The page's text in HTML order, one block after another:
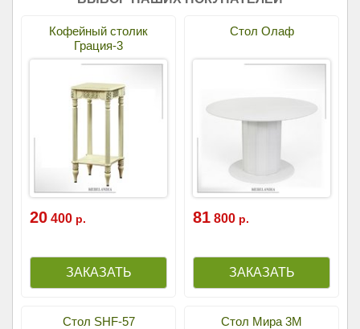
Кофейный столик
Грация-3
20 400 р.
Стол Олаф
81 800 р.
Стол SHF-57 Стол Мира 3М